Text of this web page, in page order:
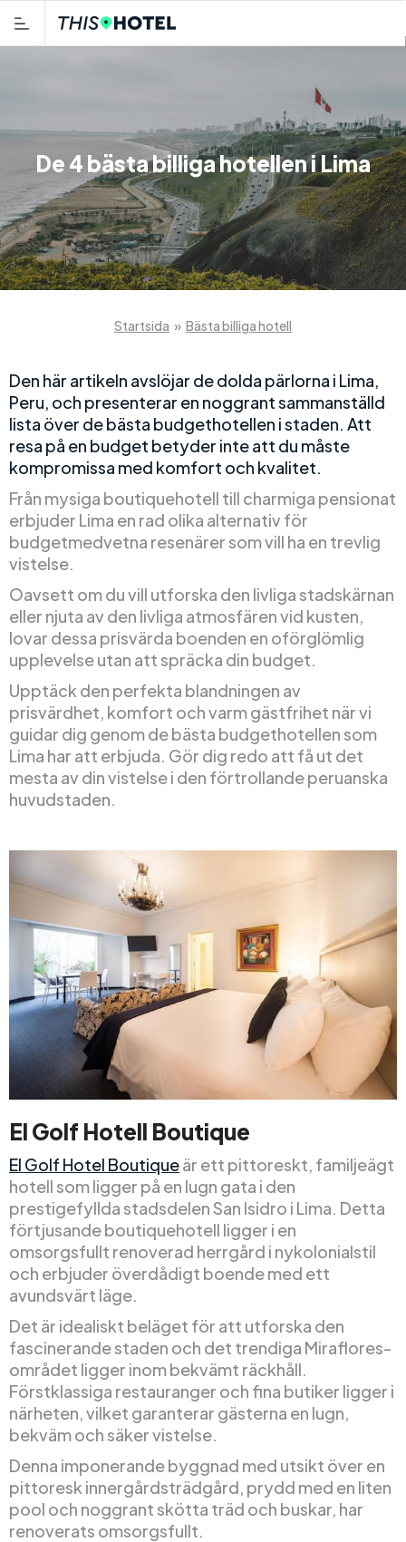
De 4 bästa billiga hotellen i Lima
Startsida » Bästa billiga hotell
Den här artikeln avslöjar de dolda pärlorna i Lima,
Peru, och presenterar en noggrant sammanställd
lista över de bästa budgethotellen i staden. Att
resa på en budget betyder inte att du måste
kompromissa med komfort och kvalitet.
Från mysiga boutiquehotell till charmiga pensionat
erbjuder Lima en rad olika alternativ för
budgetmedvetna resenärer som vill ha en trevlig
vistelse.
Oavsett om du vill utforska den livliga stadskärnan
eller njuta av den livliga atmosfären vid kusten,
lovar dessa prisvärda boenden en oförglömlig
upplevelse utan att spräcka din budget.
Upptäck den perfekta blandningen av
prisvärdhet, komfort och varm gästfrihet när vi
guidar dig genom de bästa budgethotellen som
Lima har att erbjuda. Gör dig redo att få ut det
mesta av din vistelse i den förtrollande peruanska
huvudstaden.
El Golf Hotell Boutique
El Golf Hotel Boutiqueär ett pittoreskt, familjeägt
hotell som ligger på en lugn gata i den
prestigefyllda stadsdelen San Isidro i Lima. Detta
förtjusande boutiquehotell ligger i en
omsorgsfullt renoverad herrgård i nykolonialstil
och erbjuder överdådigt boende med ett
avundsvärt läge.
Det är idealiskt beläget för att utforska den
fascinerande staden och det trendiga Miraflores-
området ligger inom bekvämt räckhåll.
Förstklassiga restauranger och fina butiker ligger i
närheten, vilket garanterar gästerna en lugn,
bekväm och säker vistelse.
Denna imponerande byggnad med utsikt över en
pittoresk innergårdsträdgård, prydd med en liten
pool och noggrant skötta träd och buskar, har
renoverats omsorgsfullt.